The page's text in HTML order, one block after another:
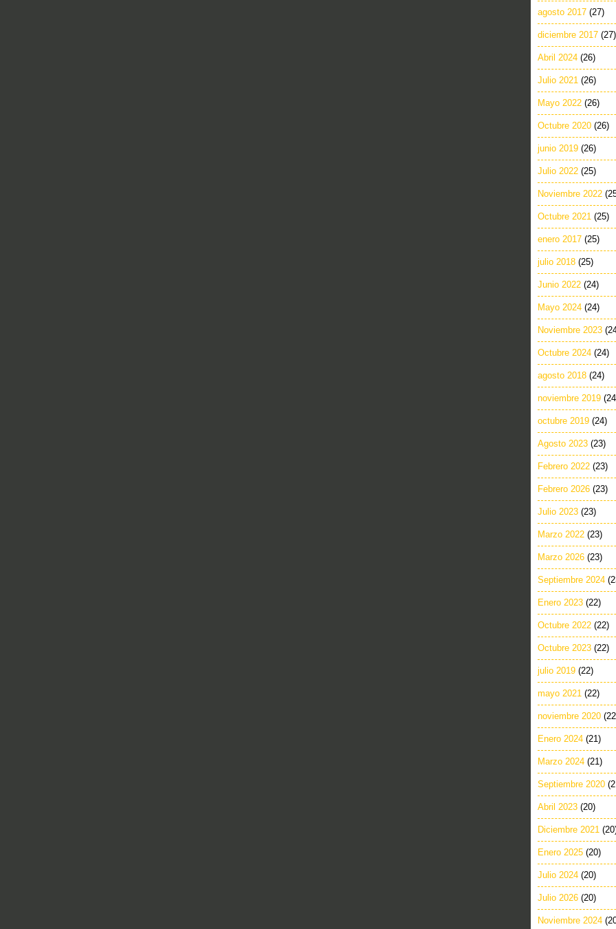
agosto 2017 (27)
diciembre 2017 (27)
Abril 2024 (26)
Julio 2021 (26)
Mayo 2022 (26)
Octubre 2020 (26)
junio 2019 (26)
Julio 2022 (25)
Noviembre 2022
Octubre 2021 (25)
enero 2017 (25)
julio 2018 (25)
Junio 2022 (24)
Mayo 2024 (24)
Noviembre 2023
Octubre 2024 (24)
agosto 2018 (24)
noviembre 2019
octubre 2019 (24)
Agosto 2023 (23)
Febrero 2022 (23)
Febrero 2026 (23)
Julio 2023 (23)
Marzo 2022 (23)
Marzo 2026 (23)
Septiembre 2024
Enero 2023 (22)
Octubre 2022 (22)
Octubre 2023 (22)
julio 2019 (22)
mayo 2021 (22)
noviembre 2020
Enero 2024 (21)
Marzo 2024 (21)
Septiembre 2020
Abril 2023 (20)
Diciembre 2021
Enero 2025 (20)
Julio 2024 (20)
Julio 2026 (20)
Noviembre 2024